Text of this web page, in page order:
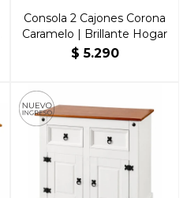
Consola 2 Cajones Corona
Caramelo | Brillante Hogar
$ 5.290